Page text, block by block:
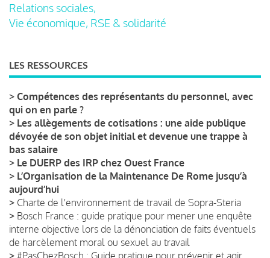
Relations sociales,
Vie économique, RSE & solidarité
LES RESSOURCES
> Compétences des représentants du personnel, avec
qui on en parle ?
> Les allègements de cotisations : une aide publique
dévoyée de son objet initial et devenue une trappe à
bas salaire
> Le DUERP des IRP chez Ouest France
> L’Organisation de la Maintenance De Rome jusqu’à
aujourd’hui
> Charte de l'environnement de travail de Sopra-Steria
> Bosch France : guide pratique pour mener une enquête
interne objective lors de la dénonciation de faits éventuels
de harcèlement moral ou sexuel au travail
> #PasChezBosch : Guide pratique pour prévenir et agir